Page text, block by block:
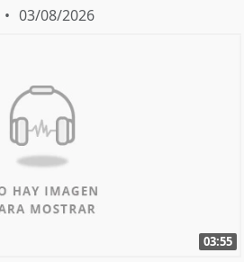
03/08/2026
03:55